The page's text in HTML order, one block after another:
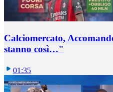
Calciomercato,
stanno così…"
01:35